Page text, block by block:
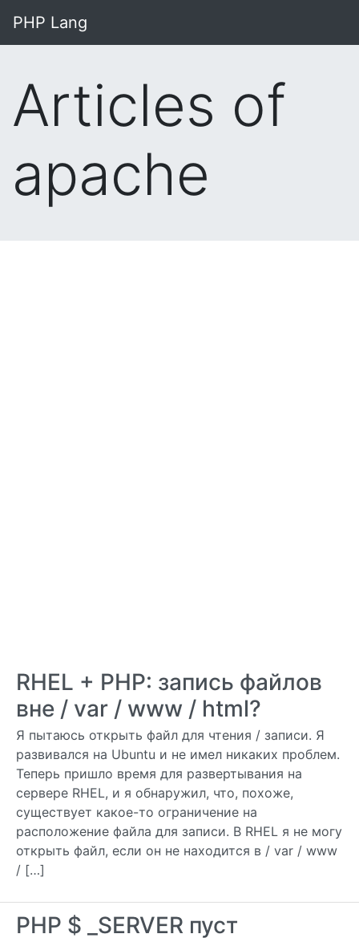
PHP Lang
Articles of
apache
RHEL + PHP: запись файлов
вне / var / www / html?
Я пытаюсь открыть файл для чтения / записи. Я
развивался на Ubuntu и не имел никаких проблем.
Теперь пришло время для развертывания на
сервере RHEL, и я обнаружил, что, похоже,
существует какое-то ограничение на
расположение файла для записи. В RHEL я не могу
открыть файл, если он не находится в / var / www
/ […]
PHP $ _SERVER пуст